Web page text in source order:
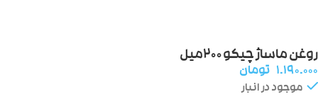
روغن ماساژ چیکو ۲۰۰میل
۱.۱۹۰.۰۰۰ تومان
موجود در انبار